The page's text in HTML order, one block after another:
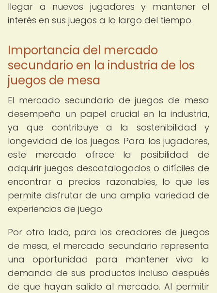
llegar a nuevos jugadores y mantener el
interés en sus juegos a lo largo del tiempo.
Importancia del mercado
secundario en la industria de los
juegos de mesa
El mercado secundario de juegos de mesa
desempeña un papel crucial en la industria,
ya que contribuye a la sostenibilidad y
longevidad de los juegos. Para los jugadores,
este mercado ofrece la posibilidad de
adquirir juegos descatalogados o difíciles de
encontrar a precios razonables, lo que les
permite disfrutar de una amplia variedad de
experiencias de juego.
Por otro lado, para los creadores de juegos
de mesa, el mercado secundario representa
una oportunidad para mantener viva la
demanda de sus productos incluso después
de que hayan salido al mercado. Al permitir